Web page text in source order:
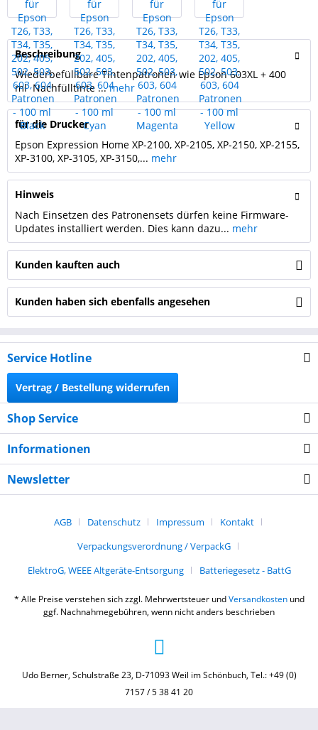
Beschreibung
Wiederbefüllbare Tintenpatronen wie Epson 603XL + 400
ml Nachfülltinte ...mehr
für die Drucker
Epson Expression Home XP-2100, XP-2105, XP-2150, XP-2155,
XP-3100, XP-3105, XP-3150,... mehr
Hinweis
Nach Einsetzen des Patronensets dürfen keine Firmware-
Updates installiert werden. Dies kann dazu... mehr
Kunden kauften auch
Kunden haben sich ebenfalls angesehen
Service Hotline
Vertrag / Bestellung widerrufen
Shop Service
Informationen
Newsletter
AGB Datenschutz Impressum
Kontakt
Verpackungsverordnung / VerpackG
ElektroG, WEEE Altgeräte-Entsorgung
Batteriegesetz - BattG
* Alle Preise verstehen sich zzgl. Mehrwertsteuer undVersandkostenund
ggf. Nachnahmegebühren, wenn nicht anders beschrieben
Udo Berner, Schulstraße 23, D-71093 Weil im Schönbuch, Tel.: +49 (0)
7157 / 5 38 41 20